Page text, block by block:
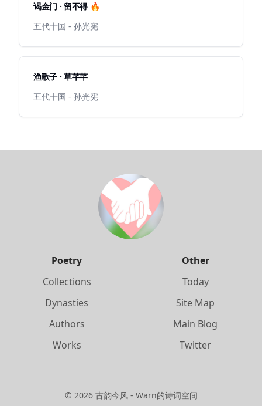
谒金门 · 留不得 🔥
五代十国 - 孙光宪
渔歌子 · 草芊芊
五代十国 - 孙光宪
Poetry
Collections
Dynasties
Authors
Works
Other
Today
Site Map
Main Blog
Twitter
© 2026古韵今风 - Warn的诗词空间